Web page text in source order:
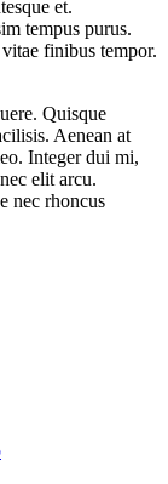
et.
tempus purus.
finibus tempor.
Quisque
Aenean at
Integer dui mi,
elit arcu.
nec rhoncus